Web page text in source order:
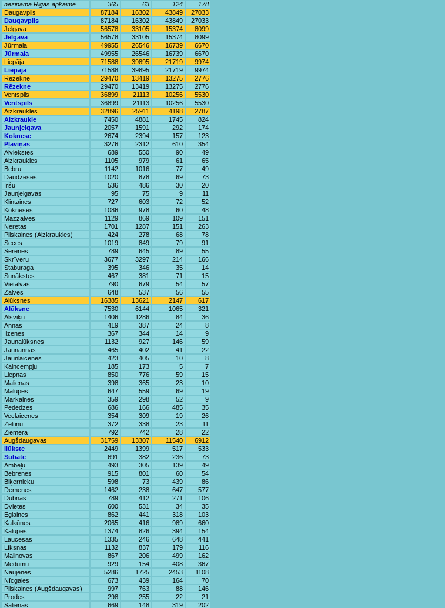
nezināma Rīgas apkaime
365 63 124
178
Daugavpils
87184 16302 43849
27033
Daugavpils
87184 16302 43849
27033
Jelgava
56578 33105 15374
8099
Jelgava
56578 33105 15374
8099
Jūrmala
49955 26546 16739
6670
Jūrmala
49955 26546 16739
6670
Liepāja
71588 39895 21719
9974
Liepāja
71588 39895 21719
9974
Rēzekne
29470 13419 13275
2776
Rēzekne
29470 13419 13275
2776
Ventspils
36899 21113 10256
5530
Ventspils
36899 21113 10256
5530
Aizkraukles
32896 25911 4198
2787
Aizkraukle
7450 4881 1745
824
Jaunjelgava
2057 1591 292
174
Koknese
2674 2394 157
123
Pļaviņas
3276 2312 610
354
Aiviekstes
689 550 90
49
Aizkraukles
1105 979 61
65
Bebru
1142 1016 77
49
Daudzeses
1020 878 69
73
Iršu
536 486 30
20
Jaunjelgavas
95 75 9
11
Klintaines
727 603 72
52
Kokneses
1086 978 60
48
Mazzalves
1129 869 109
151
Neretas
1701 1287 151
263
Pilskalnes (Aizkraukles)
424 278 68
78
Seces
1019 849 79
91
Sērenes
789 645 89
55
Skrīveru
3677 3297 214
166
Staburaga
395 346 35
14
Sunākstes
467 381 71
15
Vietalvas
790 679 54
57
Zalves
648 537 56
55
Alūksnes
16385 13621 2147
617
Alūksne
7530 6144 1065
321
Alsviķu
1406 1286 84
36
Annas
419 387 24
8
Ilzenes
367 344 14
9
Jaunalūksnes
1132 927 146
59
Jaunannas
465 402 41
22
Jaunlaicenes
423 405 10
8
Kalncempju
185 173 5
7
Liepnas
850 776 59
15
Malienas
398 365 23
10
Mālupes
647 559 69
19
Mārkalnes
359 298 52
9
Pededzes
686 166 485
35
Veclaicenes
354 309 19
26
Zeltiņu
372 338 23
11
Ziemera
792 742 28
22
Augšdaugavas
31759 13307 11540
6912
Ilūkste
2449 1399 517
533
Subate
691 382 236
73
Ambeļu
493 305 139
49
Bebrenes
915 801 60
54
Biķernieku
598 73 439
86
Demenes
1462 238 647
577
Dubnas
789 412 271
106
Dvietes
600 531 34
35
Eglaines
862 441 318
103
Kalkūnes
2065 416 989
660
Kalupes
1374 826 394
154
Laucesas
1335 246 648
441
Līksnas
1132 837 179
116
Maļinovas
867 206 499
162
Medumu
929 154 408
367
Naujenes
5286 1725 2453
1108
Nīcgales
673 439 164
70
Pilskalnes (Augšdaugavas)
997 763 88
146
Prodes
298 255 22
21
Salienas
669 148 319
202